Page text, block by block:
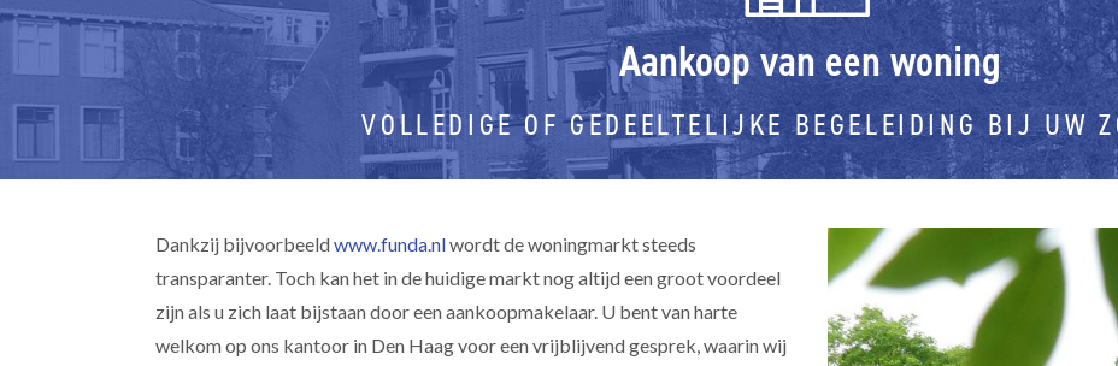
Aankoop van een woning
VOLLEDIGE OF GEDEELTELIJKE BEGELEIDING BIJ UW
Dankzij bijvoorbeeldwww.funda.nlwordt de woningmarkt steeds
transparanter. Toch kan het in de huidige markt nog altijd een groot voordeel
zijn als u zich laat bijstaan door een aankoopmakelaar. U bent van harte
welkom op ons kantoor in Den Haag voor een vrijblijvend gesprek, waarin wij